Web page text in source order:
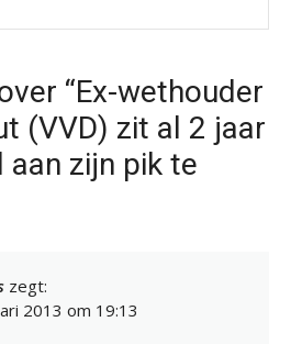
“Ex-wethouder
(VVD) zit al 2 jaar
zijn pik te
zegt:
2013 om 19:13